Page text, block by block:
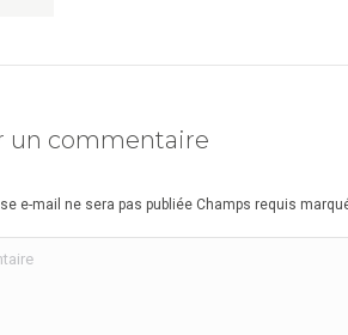
un commentaire
e-mail ne sera pas publiée Champs requis